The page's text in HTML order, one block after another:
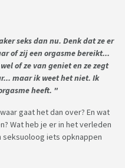
seks dan nu. Denk dat ze er
of zij een orgasme bereikt...
of ze van geniet en ze zegt
maar ik weet het niet. Ik
heeft. "
gaat het dan over? En wat
Wat heb je er in het verleden
seksuoloog iets opknappen